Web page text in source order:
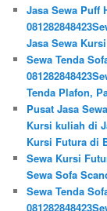
Jasa Sewa Puff
Jasa Sewa
Sewa Tenda
Tenda Plafon,
Pusat Jasa
Kursi kuliah di
Kursi Futura di
Sewa Kursi
Sewa Sofa
Sewa Tenda